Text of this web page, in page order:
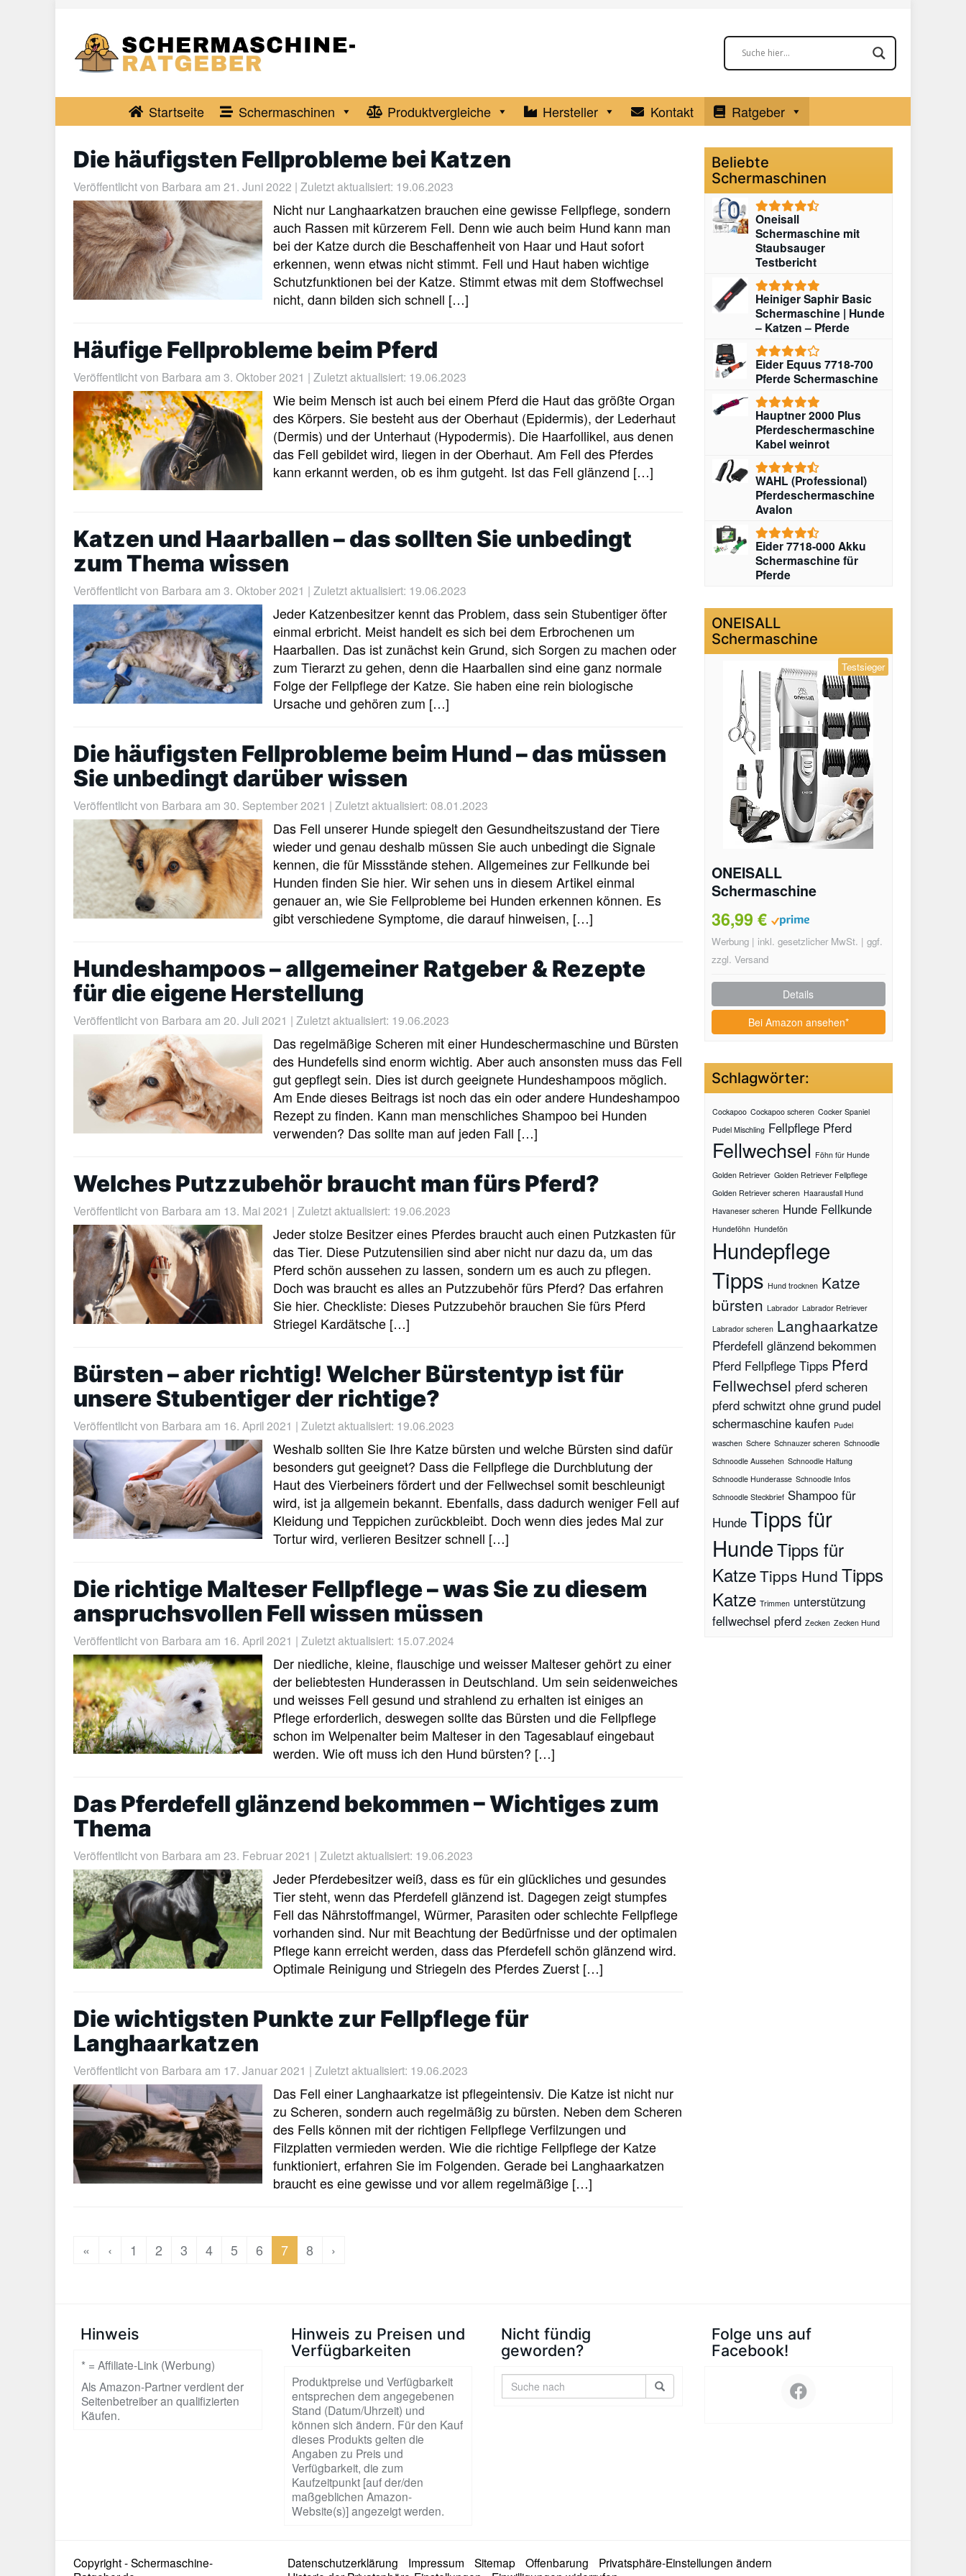
Startseite Schermaschinen Produktvergleiche Hersteller Kontakt Ratgeber
Die häufigsten Fellprobleme bei Katzen
Veröffentlicht von Barbara am 21. Juni 2022 | Zuletzt aktualisiert: 19.06.2023
Nicht nur Langhaarkatzen brauchen eine gewisse Fellpflege, sondern
auch Rassen mit kürzerem Fell. Denn wie auch beim Hund kann man
bei der Katze durch die Beschaffenheit von Haar und Haut sofort
erkennen, wenn etwas nicht stimmt. Fell und Haut haben wichtige
Schutzfunktionen bei der Katze. Stimmt etwas mit dem Stoffwechsel
nicht, dann bilden sich schnell […]
Häufige Fellprobleme beim Pferd
Veröffentlicht von Barbara am 3. Oktober 2021 | Zuletzt aktualisiert: 19.06.2023
Wie beim Mensch ist auch bei einem Pferd die Haut das größte Organ
des Körpers. Sie besteht aus der Oberhaut (Epidermis), der Lederhaut
(Dermis) und der Unterhaut (Hypodermis). Die Haarfollikel, aus denen
das Fell gebildet wird, liegen in der Oberhaut. Am Fell des Pferdes
kann erkannt werden, ob es ihm gutgeht. Ist das Fell glänzend […]
Katzen und Haarballen – das sollten Sie unbedingt
zum Thema wissen
Veröffentlicht von Barbara am 3. Oktober 2021 | Zuletzt aktualisiert: 19.06.2023
Jeder Katzenbesitzer kennt das Problem, dass sein Stubentiger öfter
einmal erbricht. Meist handelt es sich bei dem Erbrochenen um
Haarballen. Das ist zunächst kein Grund, sich Sorgen zu machen oder
zum Tierarzt zu gehen, denn die Haarballen sind eine ganz normale
Folge der Fellpflege der Katze. Sie haben eine rein biologische
Ursache und gehören zum […]
Die häufigsten Fellprobleme beim Hund – das müssen
Sie unbedingt darüber wissen
Veröffentlicht von Barbara am 30. September 2021 | Zuletzt aktualisiert: 08.01.2023
Das Fell unserer Hunde spiegelt den Gesundheitszustand der Tiere
wieder und genau deshalb müssen Sie auch unbedingt die Signale
kennen, die für Missstände stehen. Allgemeines zur Fellkunde bei
Hunden finden Sie hier. Wir sehen uns in diesem Artikel einmal
genauer an, wie Sie Fellprobleme bei Hunden erkennen können. Es
gibt verschiedene Symptome, die darauf hinweisen, […]
Hundeshampoos – allgemeiner Ratgeber & Rezepte
für die eigene Herstellung
Veröffentlicht von Barbara am 20. Juli 2021 | Zuletzt aktualisiert: 19.06.2023
Das regelmäßige Scheren mit einer Hundeschermaschine und Bürsten
des Hundefells sind enorm wichtig. Aber auch ansonsten muss das Fell
gut gepflegt sein. Dies ist durch geeignete Hundeshampoos möglich.
Am Ende dieses Beitrags ist noch das ein oder andere Hundeshampoo
Rezept zu finden. Kann man menschliches Shampoo bei Hunden
verwenden? Das sollte man auf jeden Fall […]
Welches Putzzubehör braucht man fürs Pferd?
Veröffentlicht von Barbara am 13. Mai 2021 | Zuletzt aktualisiert: 19.06.2023
Jeder stolze Besitzer eines Pferdes braucht auch einen Putzkasten für
das Tier. Diese Putzutensilien sind aber nicht nur dazu da, um das
Pferd schön aussehen zu lassen, sondern um es auch zu pflegen.
Doch was braucht es alles an Putzzubehör fürs Pferd? Das erfahren
Sie hier. Checkliste: Dieses Putzzubehör brauchen Sie fürs Pferd
Striegel Kardätsche […]
Bürsten – aber richtig! Welcher Bürstentyp ist für
unsere Stubentiger der richtige?
Veröffentlicht von Barbara am 16. April 2021 | Zuletzt aktualisiert: 19.06.2023
Weshalb sollten Sie Ihre Katze bürsten und welche Bürsten sind dafür
besonders gut geeignet? Dass die Fellpflege die Durchblutung der
Haut des Vierbeiners fördert und der Fellwechsel somit beschleunigt
wird, ist ja allgemein bekannt. Ebenfalls, dass dadurch weniger Fell auf
Kleidung und Teppichen zurückbleibt. Doch wenn dies jedes Mal zur
Tortur wird, verlieren Besitzer schnell […]
Die richtige Malteser Fellpflege – was Sie zu diesem
anspruchsvollen Fell wissen müssen
Veröffentlicht von Barbara am 16. April 2021 | Zuletzt aktualisiert: 15.07.2024
Der niedliche, kleine, flauschige und weisser Malteser gehört zu einer
der beliebtesten Hunderassen in Deutschland. Um sein seidenweiches
und weisses Fell gesund und strahlend zu erhalten ist einiges an
Pflege erforderlich, deswegen sollte das Bürsten und die Fellpflege
schon im Welpenalter beim Malteser in den Tagesablauf eingebaut
werden. Wie oft muss ich den Hund bürsten? […]
Das Pferdefell glänzend bekommen – Wichtiges zum
Thema
Veröffentlicht von Barbara am 23. Februar 2021 | Zuletzt aktualisiert: 19.06.2023
Jeder Pferdebesitzer weiß, dass es für ein glückliches und gesundes
Tier steht, wenn das Pferdefell glänzend ist. Dagegen zeigt stumpfes
Fell das Nährstoffmangel, Würmer, Parasiten oder schlechte Fellpflege
vorhanden sind. Nur mit Beachtung der Bedürfnisse und der optimalen
Pflege kann erreicht werden, dass das Pferdefell schön glänzend wird.
Optimale Reinigung und Striegeln des Pferdes Zuerst […]
Die wichtigsten Punkte zur Fellpflege für
Langhaarkatzen
Veröffentlicht von Barbara am 17. Januar 2021 | Zuletzt aktualisiert: 19.06.2023
Das Fell einer Langhaarkatze ist pflegeintensiv. Die Katze ist nicht nur
zu Scheren, sondern auch regelmäßig zu bürsten. Neben dem Scheren
des Fells können mit der richtigen Fellpflege Verfilzungen und
Filzplatten vermieden werden. Wie die richtige Fellpflege der Katze
funktioniert, erfahren Sie im Folgenden. Gerade bei Langhaarkatzen
braucht es eine gewisse und vor allem regelmäßige […]
« ‹ 1 2 3 4 5 6 7 8 ›
Beliebte
Schermaschinen
Oneisall
Schermaschine mit
Staubsauger
Testbericht
Heiniger Saphir Basic
Schermaschine | Hunde
– Katzen – Pferde
Eider Equus 7718-700
Pferde Schermaschine
Hauptner 2000 Plus
Pferdeschermaschine
Kabel weinrot
WAHL (Professional)
Pferdeschermaschine
Avalon
Eider 7718-000 Akku
Schermaschine für
Pferde
ONEISALL
Schermaschine
Testsieger
ONEISALL
Schermaschine
36,99 €
Werbung | inkl. gesetzlicher MwSt. | ggf.
zzgl. Versand
Details
Bei Amazon ansehen*
Schlagwörter:
Cockapoo Cockapoo scheren Cocker Spaniel
Pudel Mischling Fellpflege Pferd
Fellwechsel Föhn für Hunde
Golden Retriever Golden Retriever Fellpflege
Golden Retriever scheren Haarausfall Hund
Havaneser scheren Hunde Fellkunde
Hundeföhn Hundefön
Hundepflege
Tipps Hund trocknen Katze
bürsten Labrador Labrador Retriever
Labrador scheren Langhaarkatze
Pferdefell glänzend bekommen
Pferd Fellpflege Tipps Pferd
Fellwechsel pferd scheren
pferd schwitzt ohne grund pudel
schermaschine kaufen Pudel
waschen Schere Schnauzer scheren Schnoodle
Schnoodle Aussehen Schnoodle Haltung
Schnoodle Hunderasse Schnoodle Infos
Schnoodle Steckbrief Shampoo für
Hunde Tipps für
HundeTipps für
KatzeTipps Hund Tipps
Katze Trimmen unterstützung
fellwechsel pferd Zecken Zecken Hund
Hinweis
* = Affiliate-Link (Werbung)
Als Amazon-Partner verdient der
Seitenbetreiber an qualifizierten
Käufen.
Hinweis zu Preisen und
Verfügbarkeiten
Produktpreise und Verfügbarkeit
entsprechen dem angegebenen
Stand (Datum/Uhrzeit) und
können sich ändern. Für den Kauf
dieses Produkts gelten die
Angaben zu Preis und
Verfügbarkeit, die zum
Kaufzeitpunkt [auf der/den
maßgeblichen Amazon-
Website(s)] angezeigt werden.
Nicht fündig
geworden?
Folge uns auf
Facebook!
Copyright - Schermaschine-
Datenschutzerklärung Impressum Sitemap Offenbarung
Privatsphäre-Einstellungen ändern